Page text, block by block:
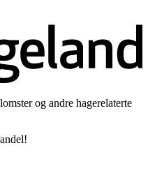
og andre hagerelaterte